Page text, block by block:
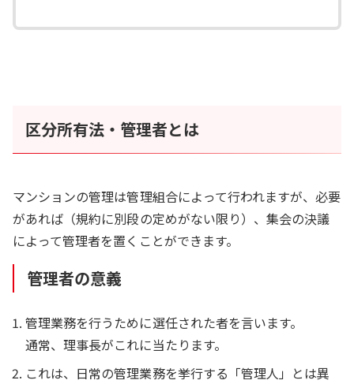
区分所有法・管理者とは
マンションの管理は管理組合によって行われますが、必要
があれば（規約に別段の定めがない限り）、集会の決議
によって管理者を置くことができます。
管理者の意義
管理業務を行うために選任された者を言います。
通常、理事長がこれに当たります。
これは、日常の管理業務を挙行する「管理人」とは異